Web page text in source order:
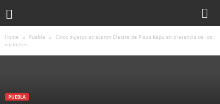
Home Puebla
Cinco sujetos atracaron Elektra de Plaza Kapu en presencia de los
vigilantes
PUEBLA